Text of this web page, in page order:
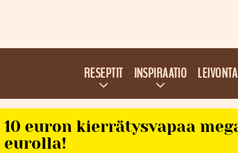
RESEPTIT INSPIRAATIO LEIVONTA
euron kierrätysvapaa
eurolla!